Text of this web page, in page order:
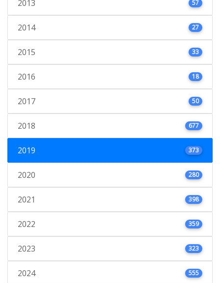
2013 57
2014 27
2015 33
2016 18
2017 50
2018 677
2019 373
2020 280
2021 398
2022 359
2023 323
2024 555